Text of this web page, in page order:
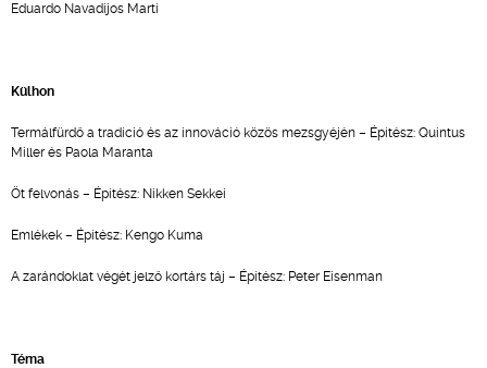
Eduardo Navadijos Martí
Külhon
Termálfürdő a tradíció és az innováció közös mezsgyéjén – Építész: Quintus
Miller és Paola Maranta
Öt felvonás – Építész: Nikken Sekkei
Emlékek – Építész: Kengo Kuma
A zarándoklat végét jelző kortárs táj – Építész: Peter Eisenman
Téma